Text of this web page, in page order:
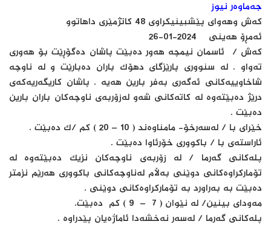
جەماوەر نیوز
که‌ش وهه‌واى پێشبینیکراوى 48 کاتژمێرى داهاتوو
ئه‌مڕۆ هه‌ینى 2024-01-26
که‌ش / ئاسمان نیمچه‌ هه‌ور ده‌بێت پاشان ده‌گۆڕێت بۆ هه‌ورى
ته‌واو . له‌ سنوورى پارێزگاى دهۆک باران ده‌بارێت و له‌ ناوچه‌
شاخاوییه‌کانى ئه‌گه‌رى به‌فر بارین هه‌یه‌ . پاشان کاریگه‌ریه‌که‌ى
درێژ ده‌بێته‌وه‌ له‌ کاته‌کانى شه‌و له‌زۆربه‌ى ناوچه‌کان باران بارین
ده‌بێت .
خێراى با / له‌سه‌رخۆ- مامناوه‌ند ( 10 – 20 ) کم /ک ده‌بێت .
ئاراسته‌ى با / باکوورى خۆرئاوا ده‌بێت .
پله‌کانى گه‌رما / له‌ زۆربه‌ى ناوچه‌کان نزیک ده‌بێته‌وه‌ له‌
تۆمارکراوه‌کانى دوێنى به‌ڵام له‌ناوچه‌کانى باکوورى هه‌رێم نزمتر
ده‌بێت به‌ به‌راورد به‌ تۆمارکراوه‌کانى دوێنى .
مه‌وداى بینین/ له‌ نێوان ( 7 – 9 ) کم ده‌بێت.
پله‌کانى گه‌رما / له‌سه‌ر نه‌خشه‌دا ئاماژه‌یان پێدراوه‌ .